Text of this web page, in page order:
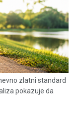
zlatni standard
pokazuje da